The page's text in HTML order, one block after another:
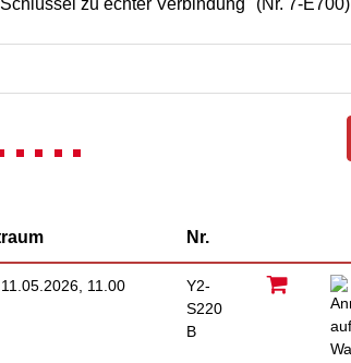
Familie
zu echter Verbindung" (Nr. 7-E700)
Nr.
11.05.2026, 11.00
Y2-
S220
B